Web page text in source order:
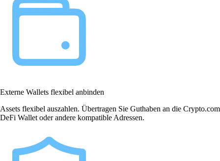
Externe Wallets flexibel anbinden
Assets flexibel auszahlen. Übertragen Sie Guthaben an die Crypto.com
DeFi Wallet oder andere kompatible Adressen.